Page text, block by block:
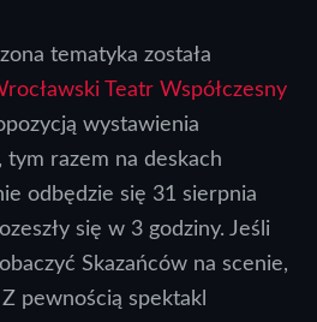
tematyka została
Teatr Współczesny
wystawienia
razem na deskach
odbędzie się 31 sierpnia
się w 3 godziny. Jeśli
Skazańców na scenie,
pewnością spektakl